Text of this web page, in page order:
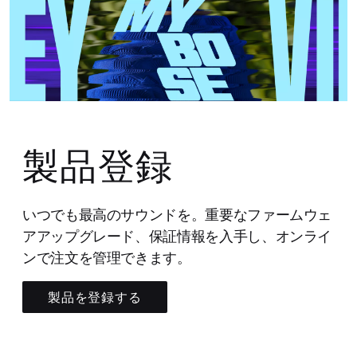
製品登録
いつでも最高のサウンドを。重要なファームウェ
アアップグレード、保証情報を入手し、オンライ
ンで注文を管理できます。
製品を登録する